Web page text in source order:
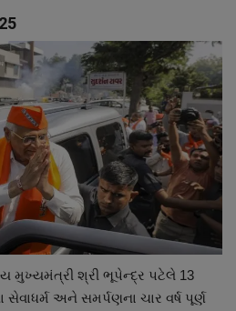
મુખ્યમંત્રી શ્રી ભૂપેન્દ્ર પટેલે 13
અને સમર્પણના ચાર વર્ષ પૂર્ણ